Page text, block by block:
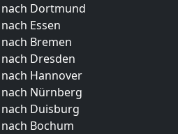
Dortmund
Essen
Bremen
Dresden
Hannover
Nürnberg
Duisburg
Bochum